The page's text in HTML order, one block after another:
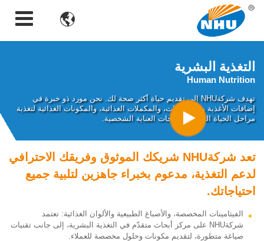

التغذية البشرية
Human Nutrition
تهدف شركةNHU إلى تقديم حياة أكثر صحة لك. نحن مورد ذو خبرة في
إضافات الأغذية والمشروبات، والمكملات الغذائية، والمكونات الغذائية لتغذية
مراحل الحياة المبكرة ومنتجات العناية الشخصية.
تعد شركةNHU شريكك الموثوق وفريقك الاحترافي
لدعم التغذية، مدعوم بخبراء جاهزين لتلبية جميع
احتياجاتك.
الفيتامينات المخصصة، والأصباغ الطبيعية والألوان الغذائية: تعتمد
شركةNHU على مركز أبحاث متقدّم في التغذية البشرية، إلى جانب تقنيات
صياغة متطورة، لتقديم مكونات وحلول مخصصة للعملاء.